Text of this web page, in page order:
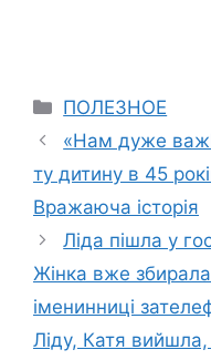
Categories
ПОЛЕЗНОЕ
«Нам дуже
ту дитину в 45
Вражаюча історія
Ліда пішла у
Жінка вже
іменинниці
Ліду, Катя